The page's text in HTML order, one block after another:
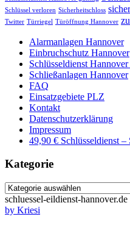
Schlüssel verloren Sicherheitschloss
Twitter Türriegel Türöffnung Hannover
Alarmanlagen Hannover
Einbruchschutz Hannover
Schlüsseldienst
Schließanlagen Hannover
FAQ
Einsatzgebiete PLZ
Kontakt
Datenschutzerklärung
Impressum
49,90 € Schlüsseldienst –
Kategorie
Kategorie
schluessel-eildienst-
by Kriesi